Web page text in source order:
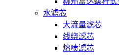
水滤芯
大流量滤芯
线绕滤芯
熔喷滤芯